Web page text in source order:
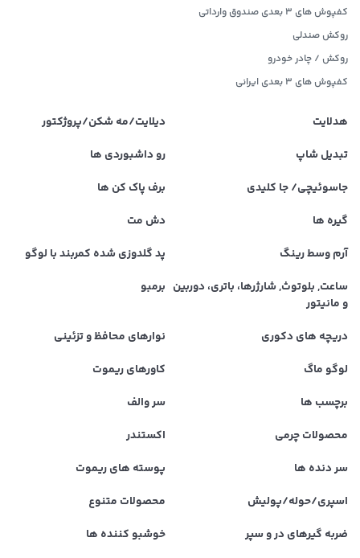
کفپوش های 3 بعدی صندوق وارداتی
روکش صندلی
روکش / چادر خودرو
کفپوش های ۳ بعدی ایرانی
هدلایت
دیلایت/مه شکن/پروژکتور
تبدیل شاپ
رو داشبوردی ها
جاسوئیچی/ جا کلیدی
برف پاک کن ها
گیره ها
دش مت
آرم وسط رینگ
پد گلدوزی شده کمربند با لوگو
ساعت, بلوتوث, شارژرها، باتری، دوربین
و مانیتور
برمبو
دریچه های دکوری
نوارهای محافظ و تزئینی
لوگو ماگ
کاورهای ریموت
برچسب ها
سر والف
محصولات چرمی
اکستندر
سر دنده ها
پوسته های ریموت
اسپری/حوله/پولیش
محصولات متنوع
ضربه گیرهای در و سپر
خوشبو کننده ها